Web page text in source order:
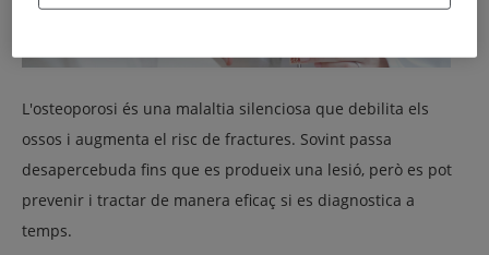
L'osteoporosi és una malaltia silenciosa que debilita els
ossos i augmenta el risc de fractures. Sovint passa
desapercebuda fins que es produeix una lesió, però es pot
prevenir i tractar de manera eficaç si es diagnostica a
temps.